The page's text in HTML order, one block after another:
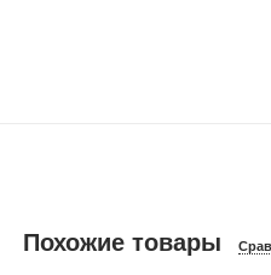
Похожие товары